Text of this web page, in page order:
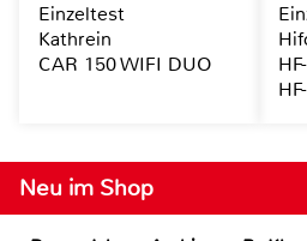
Neu im Shop
Einzeltest
Kathrein
CAR 150 WIFI DUO